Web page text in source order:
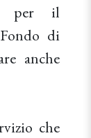
per il
di
anche
che